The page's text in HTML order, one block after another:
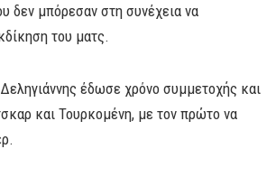
δεν μπόρεσαν στη συνέχεια να
του ματς.
έδωσε χρόνο συμμετοχής και
και Τουρκομένη, με τον πρώτο να